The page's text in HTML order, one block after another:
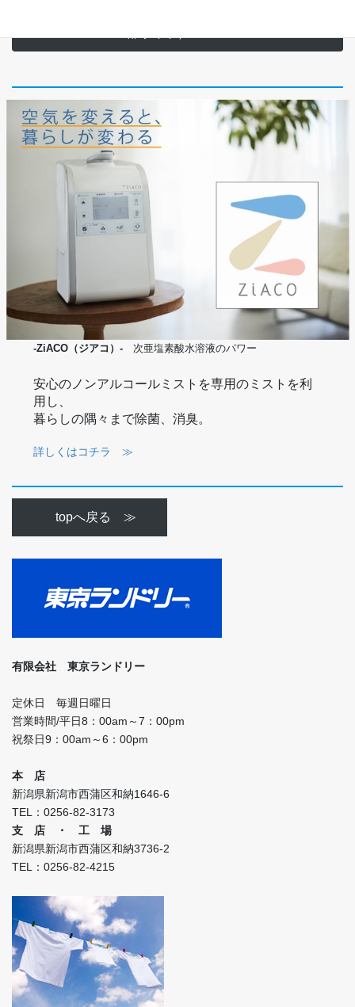
-ZiACO（ジアコ）- 次亜塩素酸水溶液のパワー
安心のノンアルコールミストを専用のミストを利
用し、
暮らしの隅々まで除菌、消臭。
詳しくはコチラ ≫
topへ戻る ≫
有限会社 東京ランドリー
定休日 毎週日曜日
営業時間/平日8：00am～7：00pm
祝祭日9：00am～6：00pm
本 店
新潟県新潟市西蒲区和納1646‐6
TEL：0256‐82‐3173
支 店 ・ 工 場
新潟県新潟市西蒲区和納3736‐2
TEL：0256‐82‐4215